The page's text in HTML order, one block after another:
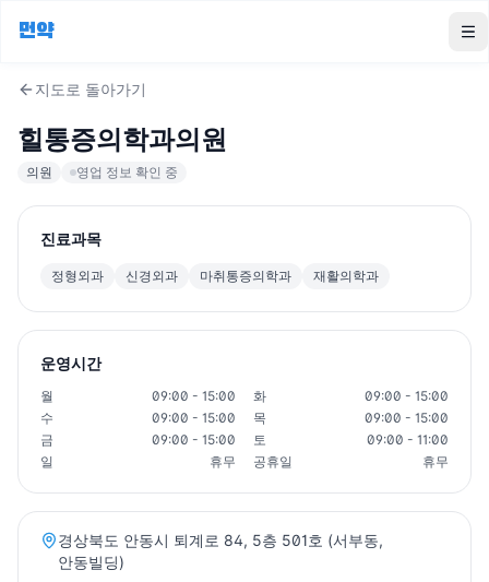
먼약
지도로 돌아가기
힐통증의학과의원
의원 영업 정보 확인 중
진료과목
정형외과 신경외과 마취통증의학과 재활의학과
운영시간
월 09:00 - 15:00 화
09:00 - 15:00
수
09:00 - 15:00 목
09:00 - 15:00
금
09:00 - 15:00 토
09:00 - 11:00
일
휴무 공휴일 휴무
경상북도 안동시 퇴계로 84, 5층 501호 (서부동,
안동빌딩)